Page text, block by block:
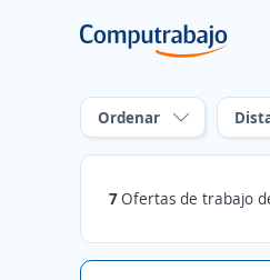
Ordenar
7Ofertas de trabajo de Almacén /